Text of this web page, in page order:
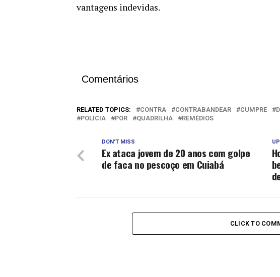
vantagens indevidas.
Comentários
RELATED TOPICS: CONTRA CONTRABANDEAR CUMPRE
POLICIA
POR QUADRILHA REMÉDIOS
DON'T MISS
Ex ataca jovem de 20 anos com golpe
de faca no pescoço em Cuiabá
CLICK TO